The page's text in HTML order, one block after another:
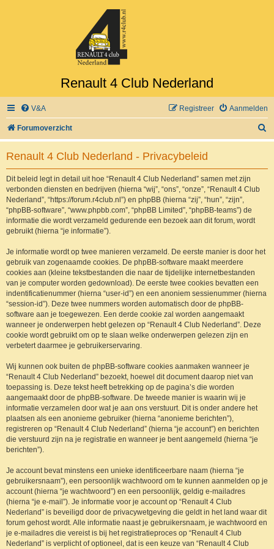
Renault 4 Club Nederland
V&A Aanmelden
Registreer
Forumoverzicht
o
Renault 4 Club Nederland - Privacybeleid
Dit beleid legt in detail uit hoe “Renault 4 Club Nederland” samen met zijn
verbonden diensten en bedrijven (hierna “wij”, “ons”, “onze”, “Renault 4 Club
Nederland”, “https://forum.r4club.nl”) en phpBB (hierna “zij”, “hun”, “zijn”,
“phpBB-software”, “www.phpbb.com”, “phpBB Limited”, “phpBB-teams”) de
informatie die wordt verzameld gedurende een bezoek aan dit forum, wordt
gebruikt (hierna “je informatie”).
Je informatie wordt op twee manieren verzameld. De eerste manier is door het
gebruik van zogenaamde cookies. De phpBB-software maakt meerdere
cookies aan (kleine tekstbestanden die naar de tijdelijke internetbestanden
van je computer worden gedownload). De eerste twee cookies bevatten een
indentificatienummer (hierna “user-id”) en een anoniem sessienummer (hierna
“session-id”). Deze twee nummers worden automatisch door de phpBB-
software aan je toegewezen. Een derde cookie zal worden aangemaakt
wanneer je onderwerpen hebt gelezen op “Renault 4 Club Nederland”. Deze
cookie wordt gebruikt om op te slaan welke onderwerpen gelezen zijn en
verbetert daarmee je gebruikerservaring.
Wij kunnen ook buiten de phpBB-software cookies aanmaken wanneer je
“Renault 4 Club Nederland” bezoekt, hoewel dit document daarop niet van
toepassing is. Deze tekst heeft betrekking op de pagina’s die worden
aangemaakt door de phpBB-software. De tweede manier is waarin wij je
informatie verzamelen door wat je aan ons verstuurt. Dit is onder andere het
plaatsen als een anonieme gebruiker (hierna “anonieme berichten”),
registreren op “Renault 4 Club Nederland” (hierna “je account”) en berichten
die verstuurd zijn na je registratie en wanneer je bent aangemeld (hierna “je
berichten”).
Je account bevat minstens een unieke identificeerbare naam (hierna “je
gebruikersnaam”), een persoonlijk wachtwoord om te kunnen aanmelden op je
account (hierna “je wachtwoord”) en een persoonlijk, geldig e-mailadres
(hierna “je e-mail”). Je informatie voor je account op “Renault 4 Club
Nederland” is beveiligd door de privacywetgeving die geldt in het land waar dit
forum gehost wordt. Alle informatie naast je gebruikersnaam, je wachtwoord en
je e-mailadres die vereist is bij het registratieproces op “Renault 4 Club
Nederland” is verplicht of optioneel, dat is een keuze van “Renault 4 Club